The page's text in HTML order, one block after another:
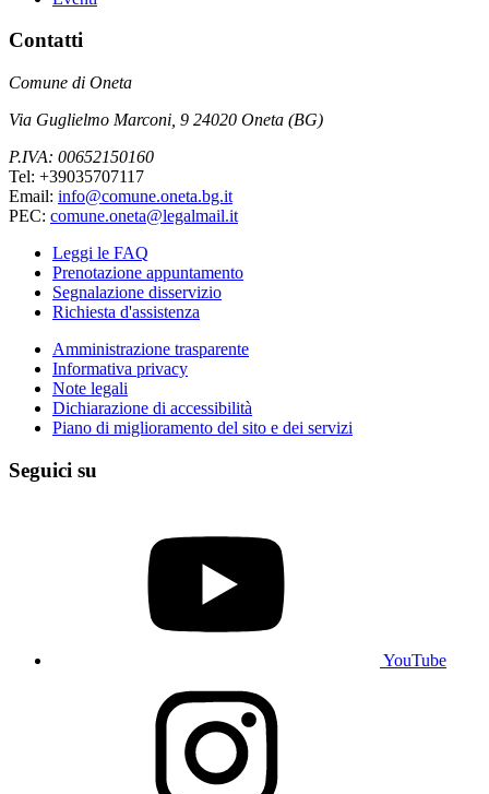
Contatti
Comune di Oneta
Via Guglielmo Marconi, 9 24020 Oneta (BG)
P.IVA: 00652150160
Tel: +39035707117
Email: info@comune.oneta.bg.it
PEC: comune.oneta@legalmail.it
Leggi le FAQ
Prenotazione appuntamento
Segnalazione disservizio
Richiesta d'assistenza
Amministrazione trasparente
Informativa privacy
Note legali
Dichiarazione di accessibilità
Piano di miglioramento del sito e dei servizi
Seguici su
YouTube